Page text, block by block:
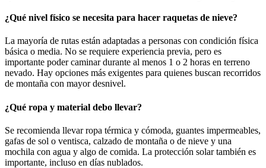
¿Qué nivel físico se necesita para hacer raquetas de nieve?
La mayoría de rutas están adaptadas a personas con condición física
básica o media. No se requiere experiencia previa, pero es
importante poder caminar durante al menos 1 o 2 horas en terreno
nevado. Hay opciones más exigentes para quienes buscan recorridos
de montaña con mayor desnivel.
¿Qué ropa y material debo llevar?
Se recomienda llevar ropa térmica y cómoda, guantes impermeables,
gafas de sol o ventisca, calzado de montaña o de nieve y una
mochila con agua y algo de comida. La protección solar también es
importante, incluso en días nublados.